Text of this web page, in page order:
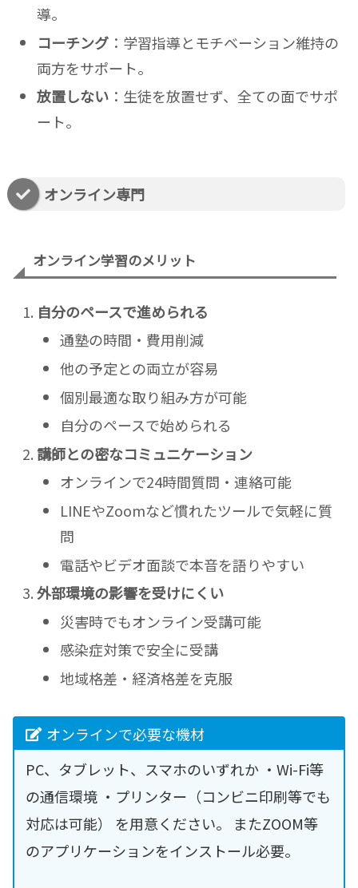
導。
コーチング：学習指導とモチベーション維持の
両方をサポート。
放置しない：生徒を放置せず、全ての面でサポ
ート。
オンライン専門
オンライン学習のメリット
自分のペースで進められる
通塾の時間・費用削減
他の予定との両立が容易
個別最適な取り組み方が可能
自分のペースで始められる
講師との密なコミュニケーション
オンラインで24時間質問・連絡可能
LINEやZoomなど慣れたツールで気軽に質
問
電話やビデオ面談で本音を語りやすい
外部環境の影響を受けにくい
災害時でもオンライン受講可能
感染症対策で安全に受講
地域格差・経済格差を克服
オンラインで必要な機材
PC、タブレット、スマホのいずれか ・Wi-Fi等
の通信環境 ・プリンター（コンビニ印刷等でも
対応は可能） を用意ください。 またZOOM等
のアプリケーションをインストール必要。